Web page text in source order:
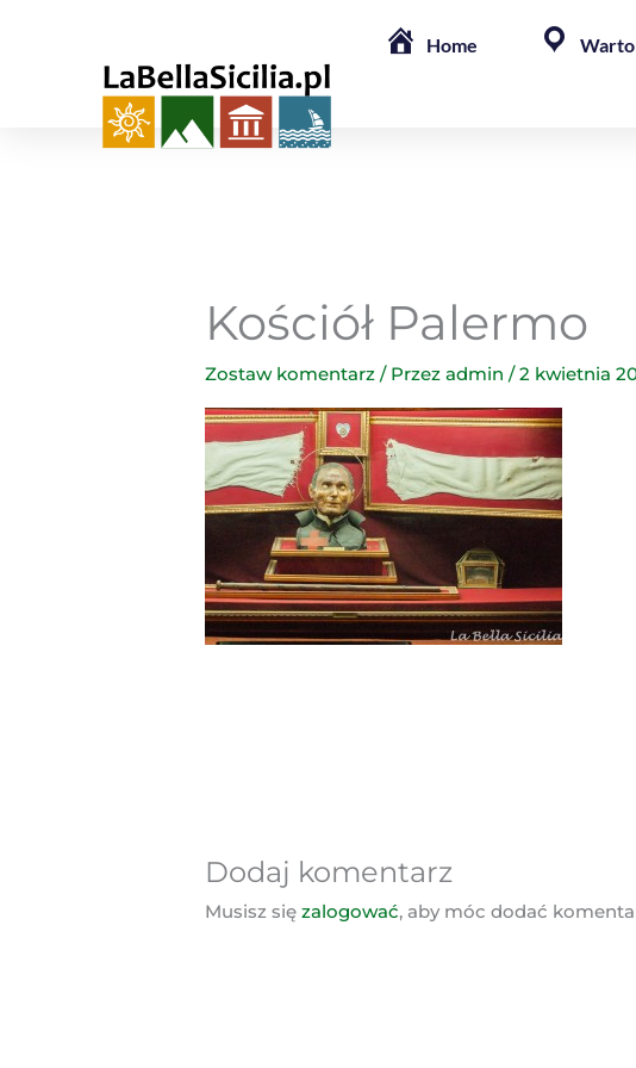
Home
Kościół Palermo
Zostaw komentarz / Przezadmin/2 kwietnia
Dodaj komentarz
Musisz sięzalogować, aby móc dodać